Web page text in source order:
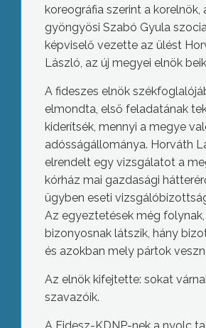
koreográfia szerint a korelnök,
gyöngyösi Szabó Gyula
képviselő vezette az ülést
László, az új megyei elnök
A fideszes elnök
elmondta, első feladatának
kiderítsék, mennyi a megye
adósságállománya. Horváth
elrendelt egy vizsgálatot a
kórház mai gazdasági
ügyben eseti
Az egyeztetések még
bizonyosnak látszik, hány
és azokban mely pártok
Az elnök kifejtette: sokat
szavazóik.